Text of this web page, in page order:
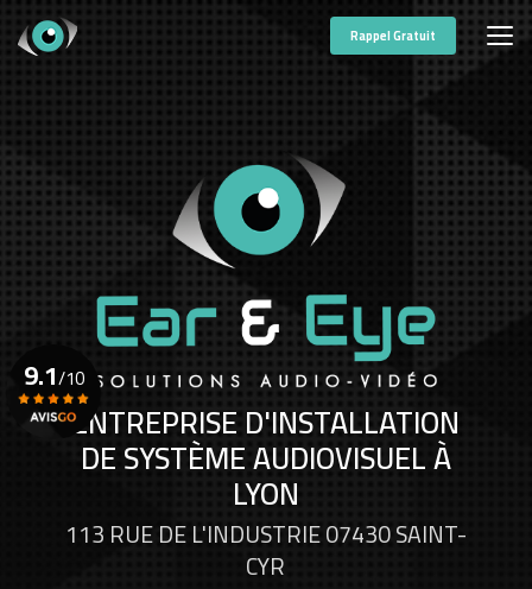
contenu
Rappel Gratuit
ENTREPRISE D'INSTALLATION
DE SYSTÈME AUDIOVISUEL À
LYON
113 RUE DE L'INDUSTRIE 07430 SAINT-
CYR
9.1/10
Voir le certificat